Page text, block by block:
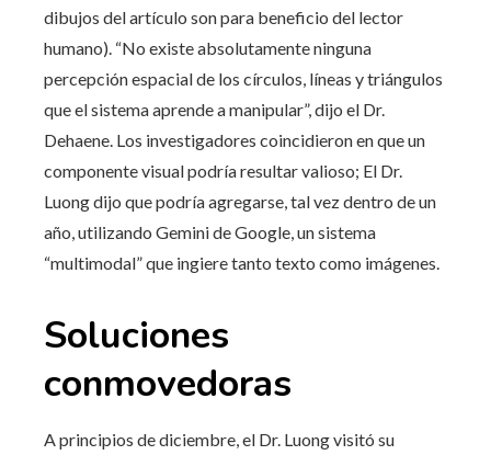
dibujos del artículo son para beneficio del lector
humano). “No existe absolutamente ninguna
percepción espacial de los círculos, líneas y triángulos
que el sistema aprende a manipular”, dijo el Dr.
Dehaene. Los investigadores coincidieron en que un
componente visual podría resultar valioso; El Dr.
Luong dijo que podría agregarse, tal vez dentro de un
año, utilizando Gemini de Google, un sistema
“multimodal” que ingiere tanto texto como imágenes.
Soluciones
conmovedoras
A principios de diciembre, el Dr. Luong visitó su